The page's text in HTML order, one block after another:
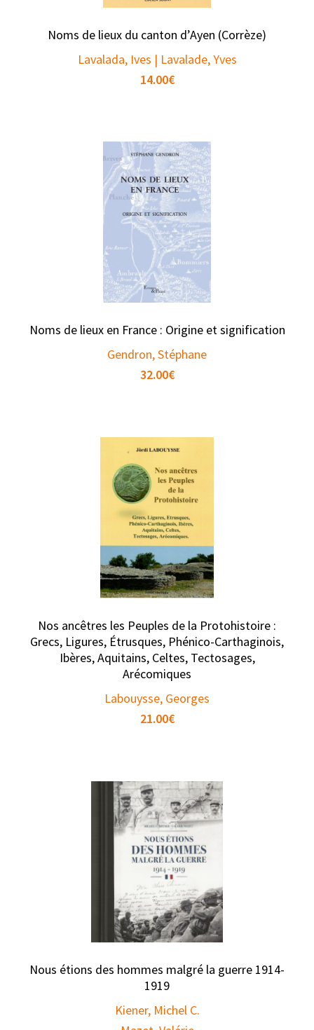
Noms de lieux du canton d’Ayen (Corrèze)
Lavalada, Ives | Lavalade, Yves
14.00€
Noms de lieux en France : Origine et signification
Gendron, Stéphane
32.00€
Nos ancêtres les Peuples de la Protohistoire :
Grecs, Ligures, Étrusques, Phénico-Carthaginois,
Ibères, Aquitains, Celtes, Tectosages,
Arécomiques
Labouysse, Georges
21.00€
Nous étions des hommes malgré la guerre 1914-
1919
Kiener, Michel C.